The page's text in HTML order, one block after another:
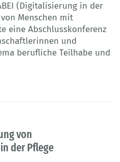
(Digitalisierung in der
Menschen mit
eine Abschlusskonferenz
und
berufliche Teilhabe und
von
der Pflege